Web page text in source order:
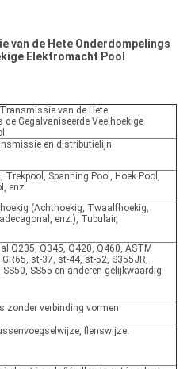
van de Hete Onderdompelings
Elektromacht Pool
van de Hete
de Gegalvaniseerde Veelhoekige
en distributielijn
Trekpool, Spanning Pool, Hoek Pool,
enz.
(Achthoekig, Twaalfhoekig,
enz.), Tubulair,
Q235, Q345, Q420, Q460, ASTM
st-37, st-44, st-52, S355JR,
SS50, SS55 en anderen gelijkwaardig
zonder verbinding vormen
flenswijze.